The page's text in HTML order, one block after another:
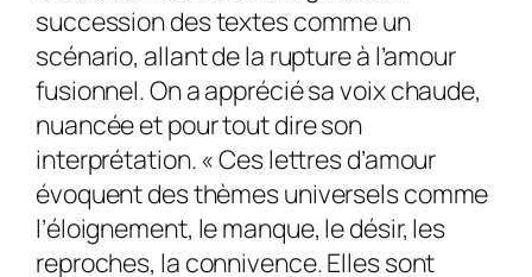
succession des textes comme un
scénario, allant de la rupture à l’amour
fusionnel. On a apprécié sa voix chaude,
nuancée et pour tout dire son
interprétation. « Ces lettres d’amour
évoquent des thèmes universels comme
l’éloignement, le manque, le désir, les
reproches, la connivence. Elles sont